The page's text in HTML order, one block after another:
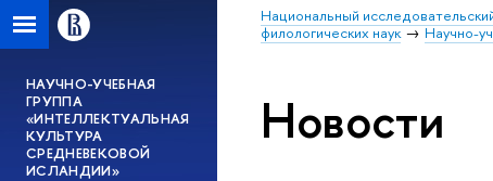
Национальный
филологических наук
Научно-
НАУЧНО-УЧЕБНАЯ
ГРУППА
«ИНТЕЛЛЕКТУАЛЬНАЯ
КУЛЬТУРА
СРЕДНЕВЕКОВОЙ
ИСЛАНДИИ»
Новости